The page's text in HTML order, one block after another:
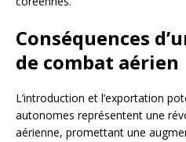
Conséquences
de combat aérien
L’introduction et l’exportation
autonomes représentent une
aérienne, promettant une